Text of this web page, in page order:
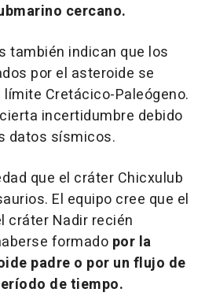
cercano.
también indican que los
por el asteroide se
Cretácico-Paleógeno.
incertidumbre debido
datos sísmicos.
que el cráter Chicxulub
El equipo cree que el
cráter Nadir recién
formado por la
padre o por un flujo de
de tiempo.